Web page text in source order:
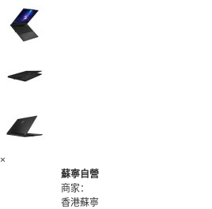
×
蘇寧自營
商家：
香港蘇寧